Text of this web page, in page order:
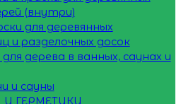
(внутри)
для деревянных
и разделочных досок
дерева в ванных, саунах и
и сауны